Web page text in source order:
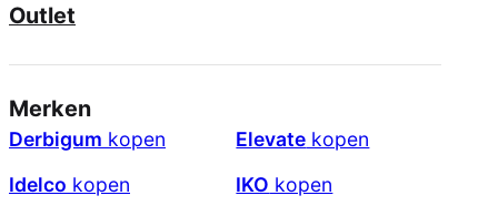
Outlet
Merken
Derbigum kopen Elevate kopen
Idelco kopen IKO kopen